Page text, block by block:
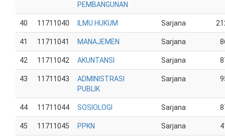
PEMBANGUNAN
40 11711040 ILMU HUKUM Sarjana
41 11711041 MANAJEMEN Sarjana
42 11711042 AKUNTANSI Sarjana
43 11711043
ADMINISTRASI
PUBLIK
Sarjana
44 11711044 SOSIOLOGI Sarjana
45 11711045 PPKN Sarjana